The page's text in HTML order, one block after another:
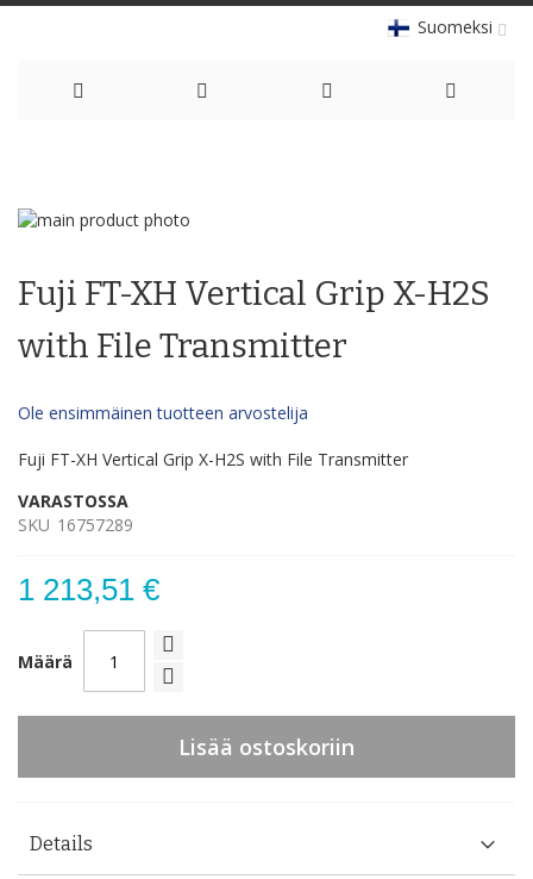
Suomeksi
Content
Skip
end
the
images
the
beginning
of
the
gallery
Fuji FT-XH Vertical Grip X-H2S
with File Transmitter
Ole ensimmäinen tuotteen arvostelija
Fuji FT-XH Vertical Grip X-H2S with File Transmitter
VARASTOSSA
SKU 16757289
1 213,51 €
Määrä
Lisää ostoskoriin
Details